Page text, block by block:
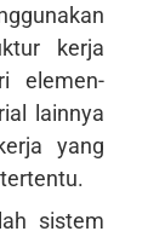
kerja
elemen-
lainnya
yang
sistem